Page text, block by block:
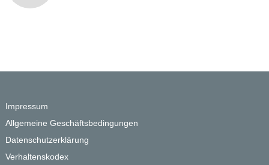
Impressum
Allgemeine Geschäftsbedingungen
Datenschutzerklärung
Verhaltenskodex